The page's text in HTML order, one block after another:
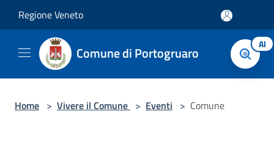
Regione Veneto
Comune di Portogruaro AI
Home > Vivere il Comune > Eventi > Comune